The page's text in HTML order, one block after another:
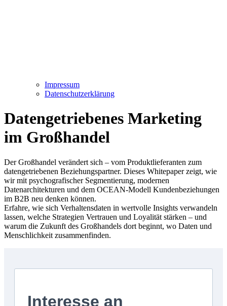
Impressum
Datenschutz­erklärung
Datengetriebenes Marketing
im Großhandel
Der Großhandel verändert sich – vom Produktlieferanten zum
datengetriebenen Beziehungspartner. Dieses Whitepaper zeigt, wie
wir mit psychografischer Segmentierung, modernen
Datenarchitekturen und dem OCEAN-Modell Kundenbeziehungen
im B2B neu denken können.
Erfahre, wie sich Verhaltensdaten in wertvolle Insights verwandeln
lassen, welche Strategien Vertrauen und Loyalität stärken – und
warum die Zukunft des Großhandels dort beginnt, wo Daten und
Menschlichkeit zusammenfinden.